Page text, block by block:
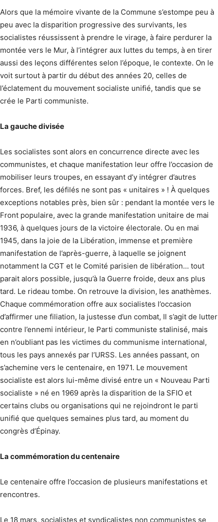
Alors que la mémoire vivante de la Commune s’estompe peu à
peu avec la disparition progressive des survivants, les
socialistes réussissent à prendre le virage, à faire perdurer la
montée vers le Mur, à l’intégrer aux luttes du temps, à en tirer
aussi des leçons différentes selon l’époque, le contexte. On le
voit surtout à partir du début des années 20, celles de
l’éclatement du mouvement socialiste unifié, tandis que se
crée le Parti communiste.
La gauche divisée
Les socialistes sont alors en concurrence directe avec les
communistes, et chaque manifestation leur offre l’occasion de
mobiliser leurs troupes, en essayant d’y intégrer d’autres
forces. Bref, les défilés ne sont pas « unitaires » ! À quelques
exceptions notables près, bien sûr : pendant la montée vers le
Front populaire, avec la grande manifestation unitaire de mai
1936, à quelques jours de la victoire électorale. Ou en mai
1945, dans la joie de la Libération, immense et première
manifestation de l’après-guerre, à laquelle se joignent
notamment la CGT et le Comité parisien de libération… tout
parait alors possible, jusqu’à la Guerre froide, deux ans plus
tard. Le rideau tombe. On retrouve la division, les anathèmes.
Chaque commémoration offre aux socialistes l’occasion
d’affirmer une filiation, la justesse d’un combat, Il s’agit de lutter
contre l’ennemi intérieur, le Parti communiste stalinisé, mais
en n’oubliant pas les victimes du communisme international,
tous les pays annexés par l’URSS. Les années passant, on
s’achemine vers le centenaire, en 1971. Le mouvement
socialiste est alors lui-même divisé entre un « Nouveau Parti
socialiste » né en 1969 après la disparition de la SFIO et
certains clubs ou organisations qui ne rejoindront le parti
unifié que quelques semaines plus tard, au moment du
congrès d’Épinay.
La commémoration du centenaire
Le centenaire offre l’occasion de plusieurs manifestations et
rencontres.
Le 18 mars, socialistes et syndicalistes non communistes se